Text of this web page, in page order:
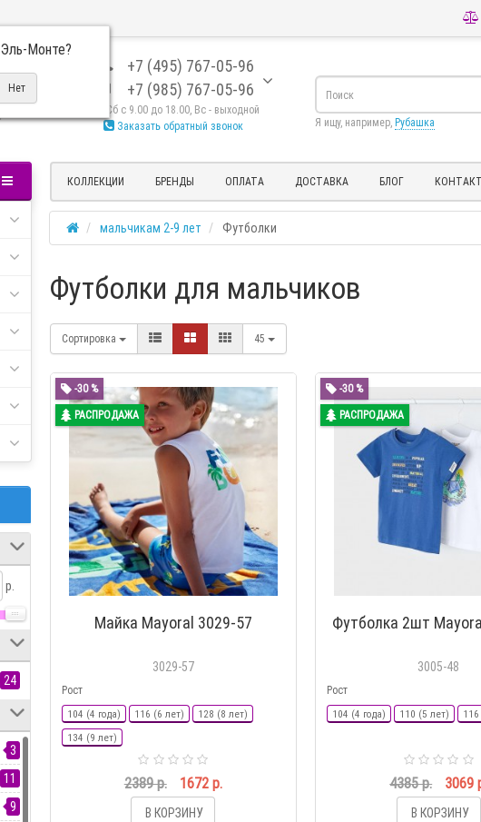
Эль-Монте?
+7 (495) 767-05-96
+7 (985) 767-05-96
Пн - Сб с 9.00 до 18.00, Вс - выходной
Заказать обратный звонок
Я ищу, например, Рубашка
КОЛЛЕКЦИИ БРЕНДЫ ОПЛАТА ДОСТАВКА БЛОГ
мальчикам 2-9 лет Футболки
р.
24
3
11
9
Футболки для мальчиков
Сортировка 45
-30 %
РАСПРОДАЖА
Майка Mayoral 3029-57
3029-57
Рост
104 (4 года) 116 (6 лет)
128 (8 лет)
134 (9 лет)
2389 р. 1672 р.
В КОРЗИНУ
-30 %
РАСПРОДАЖА
Футболка 2шт
3005-48
Рост
104 (4 года) 110 (5 лет)
4385 р. 3069
В КОРЗИНУ